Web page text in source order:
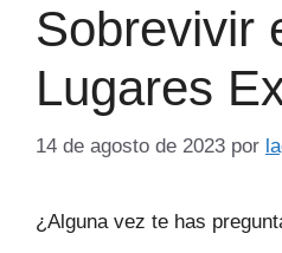
Sobrevivir
Lugares
14 de agosto de 2023 por
¿Alguna vez te has